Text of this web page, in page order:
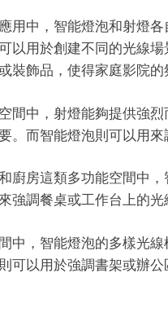
用中，智能燈泡和射燈
以用於創建不同的光線
裝飾品，使得家庭影院的
間中，射燈能夠提供強
。而智能燈泡則可以用
廚房這類多功能空間中
強調餐桌或工作台上的光
中，智能燈泡的多樣光
則可以用於強調書架或辦